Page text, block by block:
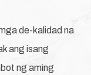
de-kalidad na
ang isang
ng aming